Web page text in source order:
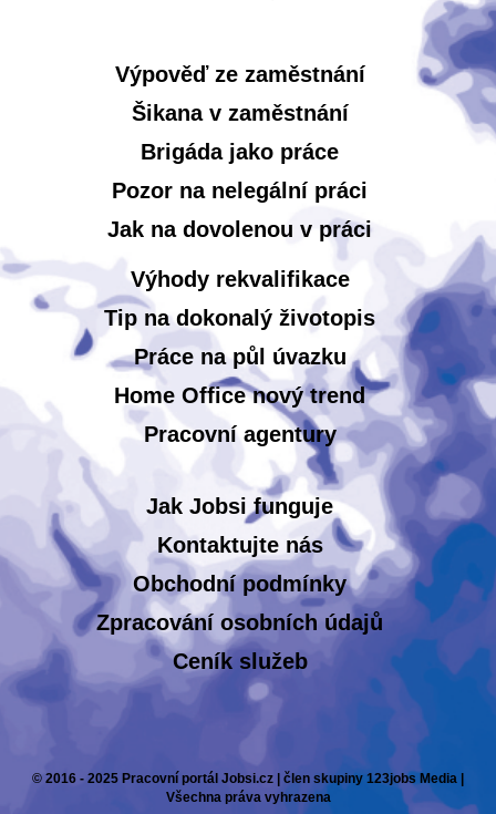
Výpověď ze zaměstnání
Šikana v zaměstnání
Brigáda jako práce
Pozor na nelegální práci
Jak na dovolenou v práci
Výhody rekvalifikace
Tip na dokonalý životopis
Práce na půl úvazku
Home Office nový trend
Pracovní agentury
Jak Jobsi funguje
Kontaktujte nás
Obchodní podmínky
Zpracování osobních údajů
Ceník služeb
© 2016 - 2025 Pracovní portál Jobsi.cz | člen skupiny 123jobs Media |
Všechna práva vyhrazena